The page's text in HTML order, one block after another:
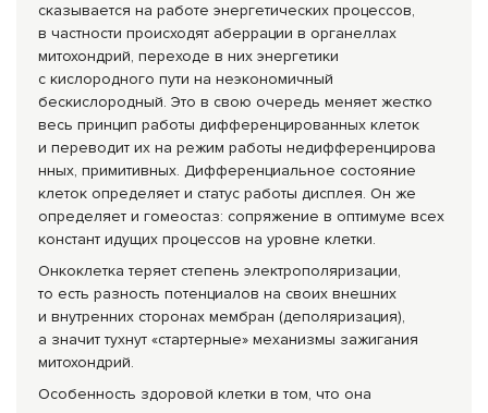
сказывается на работе энергетических процессов,
в частности происходят аберрации в органеллах
митохондрий, переходе в них энергетики
с кислородного пути на неэкономичный
бескислородный. Это в свою очередь меняет жестко
весь принцип работы дифференцированных клеток
и переводит их на режим работы недифференцирова
нных, примитивных. Дифференциальное состояние
клеток определяет и статус работы дисплея. Он же
определяет и гомеостаз: сопряжение в оптимуме всех
констант идущих процессов на уровне клетки.
Онкоклетка теряет степень электрополяризации,
то есть разность потенциалов на своих внешних
и внутренних сторонах мембран (деполяризация),
а значит тухнут «стартерные» механизмы зажигания
митохондрий.
Особенность здоровой клетки в том, что она